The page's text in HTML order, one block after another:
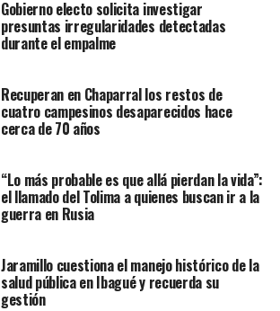
Gobierno electo solicita investigar
presuntas irregularidades detectadas
durante el empalme
Recuperan en Chaparral los restos de
cuatro campesinos desaparecidos hace
cerca de 70 años
“Lo más probable es que allá pierdan la vida”:
el llamado del Tolima a quienes buscan ir a la
guerra en Rusia
Jaramillo cuestiona el manejo histórico de la
salud pública en Ibagué y recuerda su
gestión